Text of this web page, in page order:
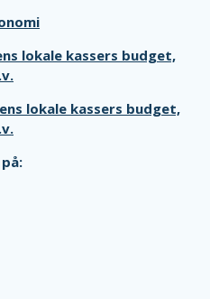
lokale kassers budget,
lokale kassers budget,